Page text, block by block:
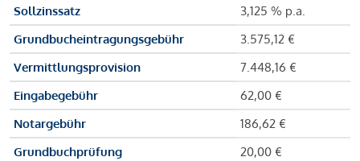
Sollzinssatz
3,125 % p.a.
Grundbucheintragungsgebühr
3.575,12 €
Vermittlungsprovision
7.448,16 €
Eingabegebühr
62,00 €
Notargebühr
186,62 €
Grundbuchprüfung
20,00 €